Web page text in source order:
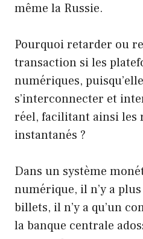
même la Russie.
Pourquoi retarder ou
transaction si les
numériques,
s’interconnecter et
réel, facilitant ainsi les
instantanés ?
Dans un système
numérique, il n’y a
billets, il n’y a qu’un
la banque centrale